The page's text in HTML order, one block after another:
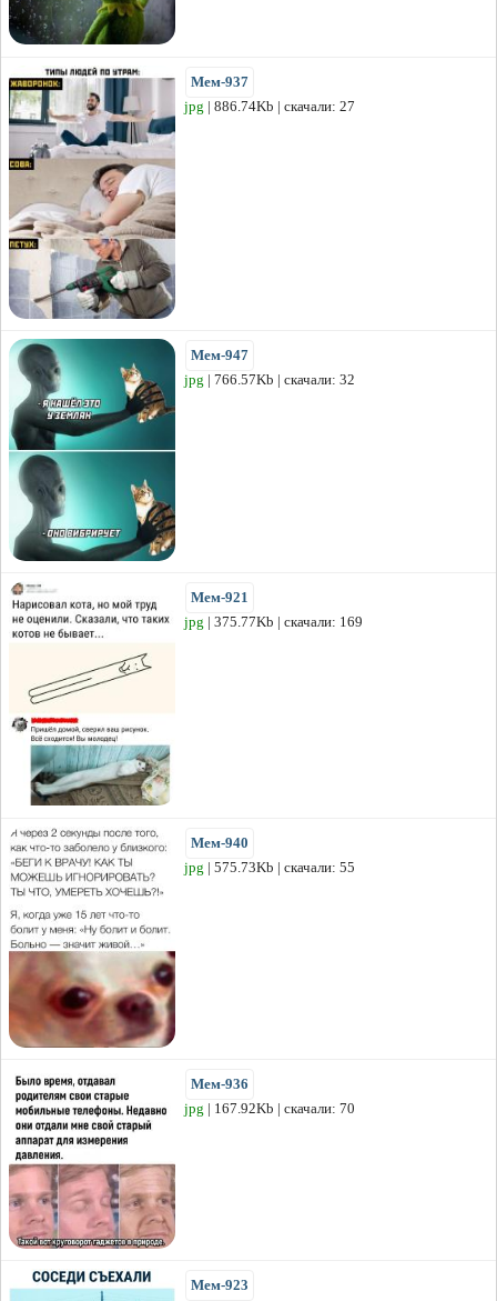
Мем-937
jpg | 886.74Kb | скачали: 27
Мем-947
jpg | 766.57Kb | скачали: 32
Мем-921
jpg | 375.77Kb | скачали: 169
Мем-940
jpg | 575.73Kb | скачали: 55
Мем-936
jpg | 167.92Kb | скачали: 70
Мем-923